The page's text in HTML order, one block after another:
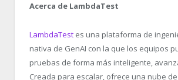
Acerca de LambdaTest
LambdaTest es una plataforma de
nativa de GenAI con la que los equipos
pruebas de forma más inteligente,
Creada para escalar, ofrece una nube